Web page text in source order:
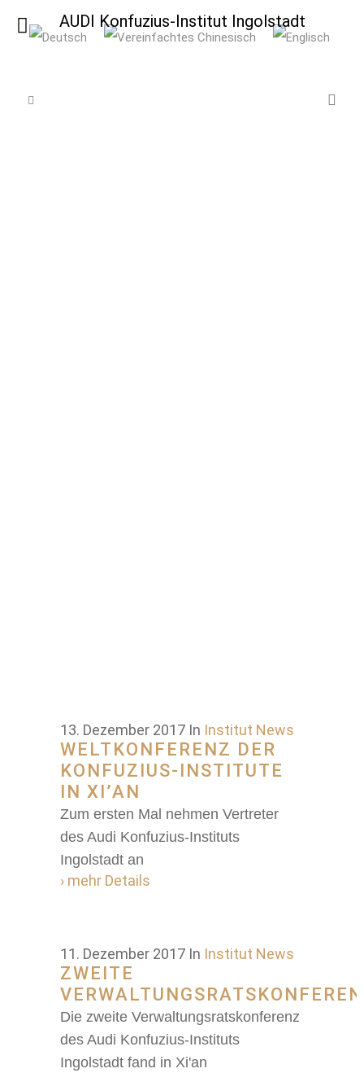
AUDI Konfuzius-Institut Ingolstadt
13. Dezember 2017 In Institut News
WELTKONFERENZ DER
KONFUZIUS-INSTITUTE
IN XI’AN
Zum ersten Mal nehmen Vertreter
des Audi Konfuzius-Instituts
Ingolstadt an
› mehr Details
11. Dezember 2017 In Institut News
ZWEITE
Die zweite Verwaltungsratskonferenz
des Audi Konfuzius-Instituts
Ingolstadt fand in Xi'an